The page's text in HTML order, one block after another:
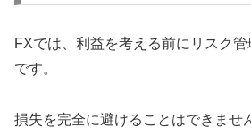
FXでは、利益を考える前にリスク
です。
損失を完全に避けることはできませ